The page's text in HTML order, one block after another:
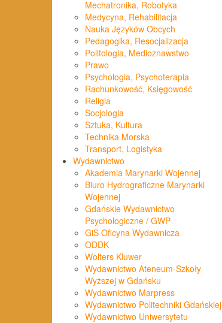
Mechatronika, Robotyka
Medycyna, Rehabilitacja
Nauka Języków Obcych
Pedagogika, Resocjalizacja
Politologia, Medioznawstwo
Prawo
Psychologia, Psychoterapia
Rachunkowość, Księgowość
Religia
Socjologia
Sztuka, Kultura
Technika Morska
Transport, Logistyka
Wydawnictwo
Akademia Marynarki Wojennej
Biuro Hydrograficzne Marynarki
Wojennej
Gdańskie Wydawnictwo
Psychologiczne / GWP
GiS Oficyna Wydawnicza
ODDK
Wolters Kluwer
Wydawnictwo Ateneum-Szkoły
Wyższej w Gdańsku
Wydawnictwo Marpress
Wydawnictwo Politechniki Gdańskiej
Wydawnictwo Uniwersytetu